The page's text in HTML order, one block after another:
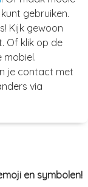
gebruiken.
Kijk gewoon
Of klik op de
mobiel.
je contact met
via
en symbolen!